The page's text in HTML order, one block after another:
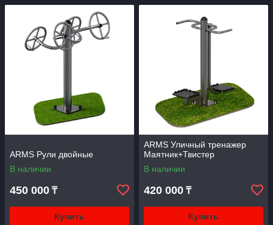
ARMS Рули двойные
В наличии
450 000 ₸
Купить
ARMS Уличный тренажер
Маятник+Твистер
В наличии
420 000 ₸
Купить